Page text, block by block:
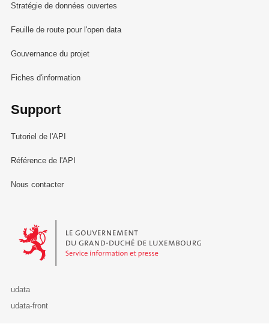
Stratégie de données ouvertes
Feuille de route pour l'open data
Gouvernance du projet
Fiches d'information
Support
Tutoriel de l'API
Référence de l'API
Nous contacter
Le Gouvernement du Grand-Duché de Luxembourg - Service
udata
udata-front